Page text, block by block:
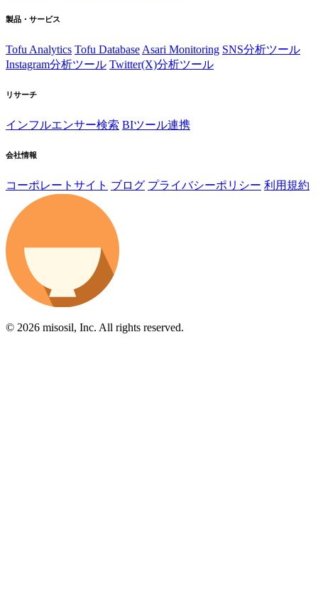
製品・サービス
Tofu Analytics Tofu Database Asari Monitoring SNS分析ツール
Instagram分析ツール Twitter(X)分析ツール
リサーチ
インフルエンサー検索 BIツール連携
会社情報
コーポレートサイト ブログ プライバシーポリシー 利用規約
© 2026 misosil, Inc. All rights reserved.